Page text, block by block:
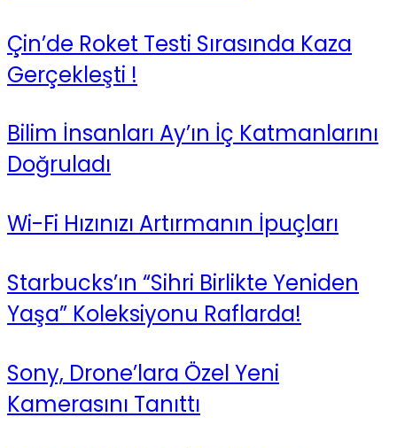
Çin’de Roket Testi Sırasında Kaza
Gerçekleşti !
Bilim İnsanları Ay’ın İç Katmanlarını
Doğruladı
Wi-Fi Hızınızı Artırmanın İpuçları
Starbucks’ın “Sihri Birlikte Yeniden
Yaşa” Koleksiyonu Raflarda!
Sony, Drone’lara Özel Yeni
Kamerasını Tanıttı